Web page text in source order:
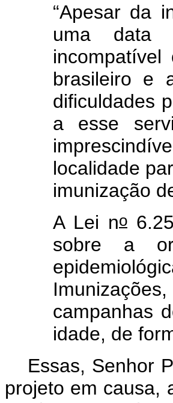
“Apesar da
uma data
brasileiro e
dificuldades
a esse
localidade
imunização
A Lei no
sobre a
campanhas
idade, de
Essas, Senhor
projeto em causa,